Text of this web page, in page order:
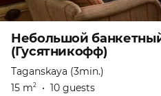
Небольшой
(Гусятникофф)
Taganskaya (3min.)
15 m2 • 10 guests